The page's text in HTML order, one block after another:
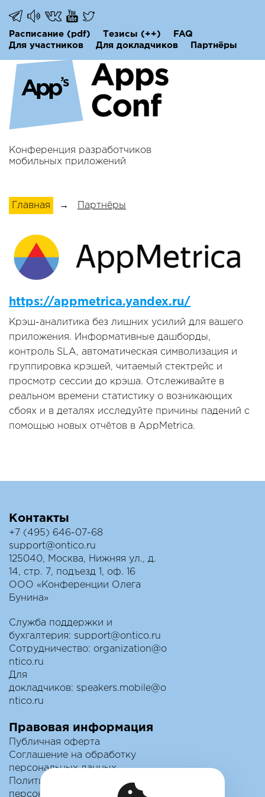
Расписание (pdf) Тезисы (++)
FAQ
Для участников
Для докладчиков Партнёры
Конференция разработчиков
мобильных приложений
Главная → Партнёры
https://appmetrica.yandex.ru/
Крэш-аналитика без лишних усилий для вашего
приложения. Информативные дашборды,
контроль SLA, автоматическая символизация и
группировка крэшей, читаемый стектрейс и
просмотр сессии до крэша. Отслеживайте в
реальном времени статистику о возникающих
сбоях и в деталях исследуйте причины падений с
помощью новых отчётов в AppMetrica.
Контакты
+7 (495) 646-07-68
support@ontico.ru
125040, Москва, Нижняя ул., д.
14, стр. 7, подъезд 1, оф. 16
ООО «Конференции Олега
Бунина»
Служба поддержки и
бухгалтерия: support@ontico.ru
Сотрудничество: organization@o
ntico.ru
Для
докладчиков: speakers.mobile@o
ntico.ru
Правовая информация
Публичная оферта
Соглашение на обработку
персональных данных
Политика обработки
персональных данных